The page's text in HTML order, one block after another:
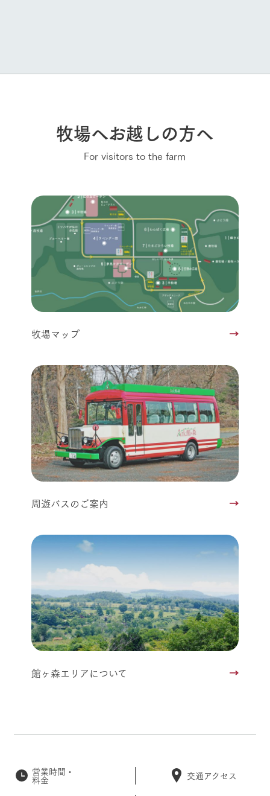
牧場へお越しの方へ
For visitors to the farm
牧場マップ
周遊バスのご案内
館ヶ森エリアについて
営業時間・
料金 交通アクセス